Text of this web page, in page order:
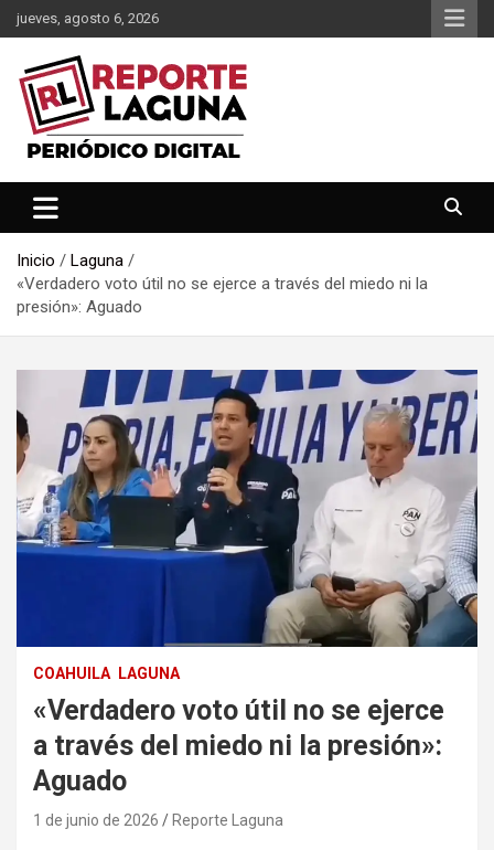
Saltar
al
contenido
jueves, agosto 6, 2026
Reporte Laguna
Inicio
Laguna
«Verdadero voto útil no se ejerce a través del miedo ni la
presión»: Aguado
COAHUILA LAGUNA
«Verdadero voto útil no se ejerce
a través del miedo ni la presión»:
Aguado
1 de junio de 2026 Reporte Laguna